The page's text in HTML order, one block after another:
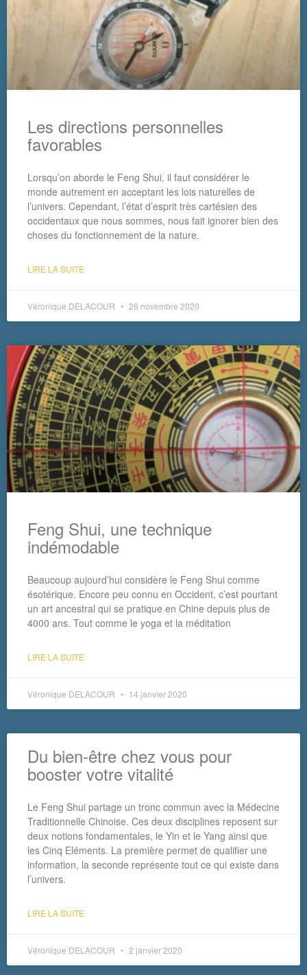
Les directions personnelles
favorables
Lorsqu’on aborde le Feng Shui, il faut considérer le
monde autrement en acceptant les lois naturelles de
l’univers. Cependant, l’état d’esprit très cartésien des
occidentaux que nous sommes, nous fait ignorer bien des
choses du fonctionnement de la nature.
LIRE LA SUITE
Véronique DELACOUR 26 novembre 2020
Feng Shui, une technique
indémodable
Beaucoup aujourd’hui considère le Feng Shui comme
ésotérique. Encore peu connu en Occident, c’est pourtant
un art ancestral qui se pratique en Chine depuis plus de
4000 ans. Tout comme le yoga et la méditation
LIRE LA SUITE
Véronique DELACOUR 14 janvier 2020
Du bien-être chez vous pour
booster votre vitalité
Le Feng Shui partage un tronc commun avec la Médecine
Traditionnelle Chinoise. Ces deux disciplines reposent sur
deux notions fondamentales, le Yin et le Yang ainsi que
les Cinq Eléments. La première permet de qualifier une
information, la seconde représente tout ce qui existe dans
l’univers.
LIRE LA SUITE
Véronique DELACOUR 2 janvier 2020